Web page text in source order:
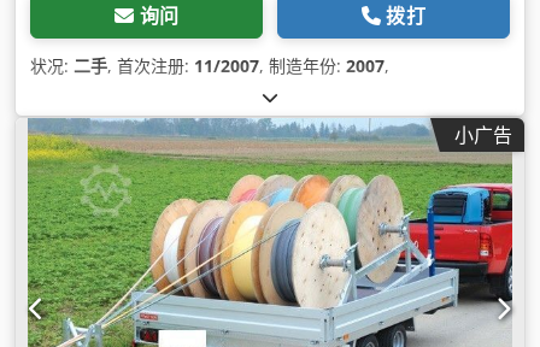
询问 拨打
状况: 二手, 首次注册: 11/2007, 制造年份: 2007,
小广告